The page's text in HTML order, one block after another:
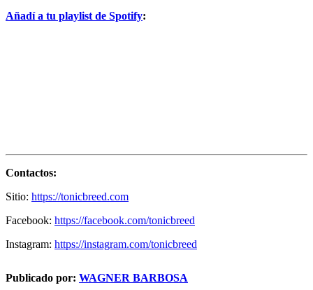
Añadí a tu playlist de Spotify:
Contactos:
Sitio: https://tonicbreed.com
Facebook: https://facebook.com/tonicbreed
Instagram: https://instagram.com/tonicbreed
Publicado por: WAGNER BARBOSA